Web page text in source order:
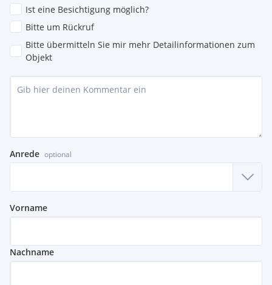
Ist eine Besichtigung möglich?
Bitte um Rückruf
Bitte übermitteln Sie mir mehr Detailinformationen zum
Objekt
Anrede optional
Vorname
Nachname